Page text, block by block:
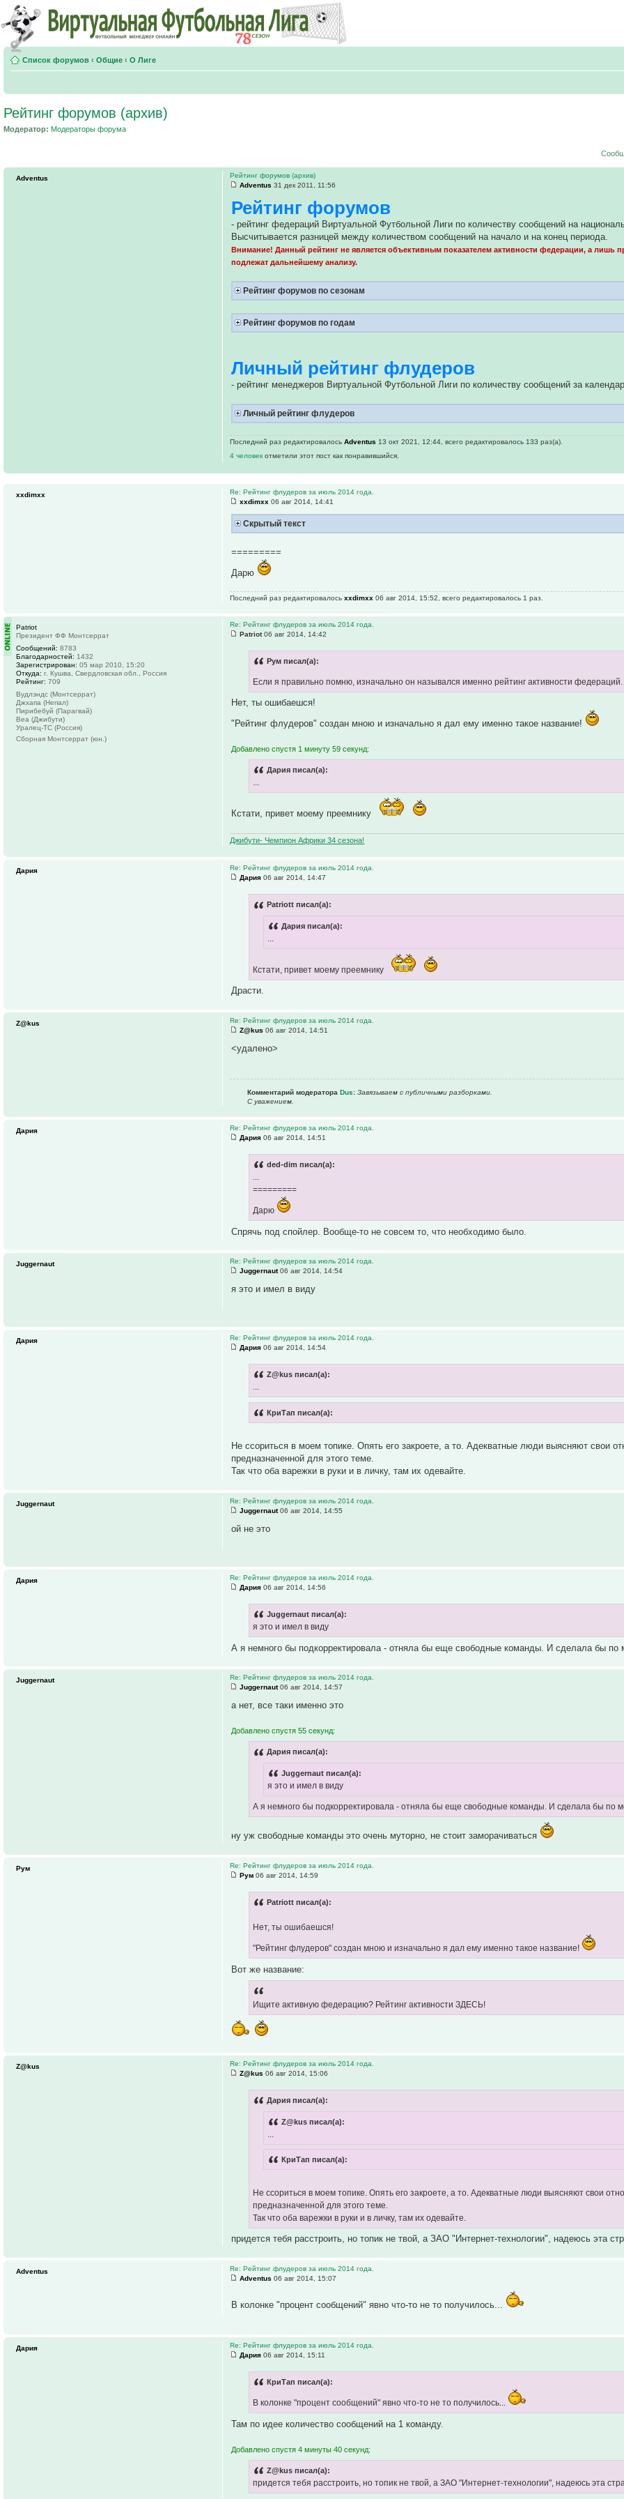
Список форумов ‹ Общие ‹ О Лиге
Рейтинг форумов (архив)
Модератор: Модераторы форума
Рейтинг форумов (архив)
Adventus 31 дек 2011, 11:56
Рейтинг форумов
- рейтинг федераций Виртуальной Футбольной Лиги по количеству сообщений на
Высчитывается разницей между количеством сообщений на начало и на конец периода.
Внимание! Данный рейтинг не является объективным показателем активности федерации, а лишь
подлежат дальнейшему анализу.
Рейтинг форумов по сезонам
Рейтинг форумов по годам
Личный рейтинг флудеров
- рейтинг менеджеров Виртуальной Футбольной Лиги по количеству сообщений за
Личный рейтинг флудеров
Последний раз редактировалосьAdventus 13 окт 2021, 12:44, всего редактировалось 133 раз(а).
4 человекотметили этот пост как понравившийся.
Adventus
Re: Рейтинг флудеров за июль 2014 года.
xxdimxx 06 авг 2014, 14:41
Скрытый текст
=========
Дарю
Последний раз редактировалосьxxdimxx 06 авг 2014, 15:52, всего редактировалось 1 раз.
xxdimxx
Re: Рейтинг флудеров за июль 2014 года.
Patriot06 авг 2014, 14:42
Рум писал(а):
Если я правильно помню, изначально он назывался именно рейтинг активности
Нет, ты ошибаешся!
"Рейтинг флудеров" создан мною и изначально я дал ему именно такое название!
Добавлено спустя 1 минуту 59 секунд:
Дария писал(а):
...
Кстати, привет моему преемнику
Джибути- Чемпион Африки 34 сезона!
Patriot
Президент ФФ Монтсеррат
Сообщений: 8783
Благодарностей: 1432
Зарегистрирован: 05 мар 2010, 15:20
Откуда: г. Кушва, Свердловская обл., Россия
Рейтинг: 709
Вудлэндс (Монтсеррат)
Джхапа (Непал)
Пирибебуй (Парагвай)
Веа (Джибути)
Уралец-ТС (Россия)
Сборная Монтсеррат (юн.)
Re: Рейтинг флудеров за июль 2014 года.
Дария 06 авг 2014, 14:47
Patriott писал(а):
Дария писал(а):
Кстати, привет моему преемнику
Драсти.
Дария
Re: Рейтинг флудеров за июль 2014 года.
Z@kus 06 авг 2014, 14:51
<удалено>
Комментарий модератораDus: Завязываем с публичными разборками.
С уважением.
Z@kus
Re: Рейтинг флудеров за июль 2014 года.
Дария 06 авг 2014, 14:51
ded-dim писал(а):
...
=========
Дарю
Спрячь под спойлер. Вообще-то не совсем то, что необходимо было.
Дария
Re: Рейтинг флудеров за июль 2014 года.
Juggernaut06 авг 2014, 14:54
я это и имел в виду
Juggernaut
Re: Рейтинг флудеров за июль 2014 года.
Дария 06 авг 2014, 14:54
Z@kus писал(а):
...
КриТап писал(а):
Не ссориться в моем топике. Опять его закроете, а то. Адекватные люди выясняют свои
предназначенной для этого теме.
Так что оба варежки в руки и в личку, там их одевайте.
Дария
Re: Рейтинг флудеров за июль 2014 года.
Juggernaut06 авг 2014, 14:55
ой не это
Juggernaut
Re: Рейтинг флудеров за июль 2014 года.
Дария 06 авг 2014, 14:56
Juggernaut писал(а):
я это и имел в виду
А я немного бы подкорректировала - отняла бы еще свободные команды. И сделала бы по
Дария
Re: Рейтинг флудеров за июль 2014 года.
Juggernaut06 авг 2014, 14:57
а нет, все таки именно это
Добавлено спустя 55 секунд:
Дария писал(а):
Juggernaut писал(а):
я это и имел в виду
А я немного бы подкорректировала - отняла бы еще свободные команды. И сделала бы по
ну уж свободные команды это очень муторно, не стоит заморачиваться
Juggernaut
Re: Рейтинг флудеров за июль 2014 года.
Рум 06 авг 2014, 14:59
Patriott писал(а):
Нет, ты ошибаешся!
"Рейтинг флудеров" создан мною и изначально я дал ему именно такое название!
Вот же название:
Ищите активную федерацию? Рейтинг активности ЗДЕСЬ!
Рум
Re: Рейтинг флудеров за июль 2014 года.
Z@kus 06 авг 2014, 15:06
Дария писал(а):
Z@kus писал(а):
КриТап писал(а):
Не ссориться в моем топике. Опять его закроете, а то. Адекватные люди выясняют свои
предназначенной для этого теме.
Так что оба варежки в руки и в личку, там их одевайте.
придется тебя расстроить, но топик не твой, а ЗАО "Интернет-технологии", надеюсь эта
Z@kus
Re: Рейтинг флудеров за июль 2014 года.
Adventus 06 авг 2014, 15:07
В колонке "процент сообщений" явно что-то не то получилось...
Adventus
Re: Рейтинг флудеров за июль 2014 года.
Дария 06 авг 2014, 15:11
КриТап писал(а):
В колонке "процент сообщений" явно что-то не то получилось...
Там по идее количество сообщений на 1 команду.
Добавлено спустя 4 минуты 40 секунд:
Z@kus писал(а):
придется тебя расстроить, но топик не твой, а ЗАО "Интернет-технологии", надеюсь эта
Дария